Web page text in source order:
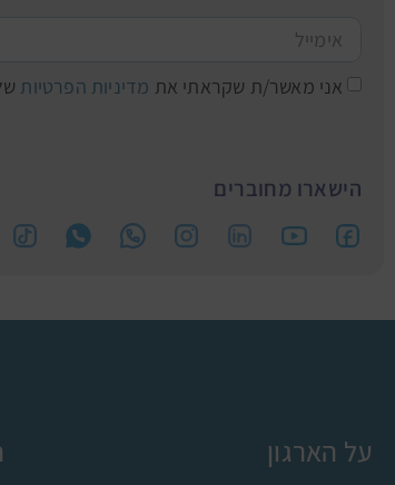
אני מאשר/ת שקראתי את מדיניות הפרטיות
הישארו מחוברים
על הארגון